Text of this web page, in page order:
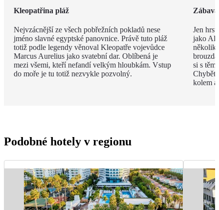
Kleopatřina pláž
Nejvzácnější ze všech pobřežních pokladů nese
jméno slavné egyptské panovnice. Právě tuto pláž
totiž podle legendy věnoval Kleopatře vojevůdce
Marcus Aurelius jako svatební dar. Oblíbená je
mezi všemi, kteří nefandí velkým hloubkám. Vstup
do moře je tu totiž nezvykle pozvolný.
Jen
jako
si s
Chybět
kolem
Podobné hotely v regionu